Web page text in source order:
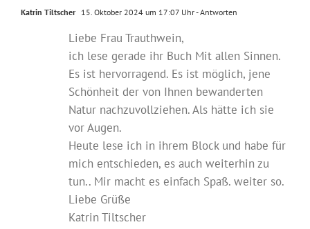
Katrin Tiltscher 15. Oktober 2024 um 17:07 Uhr- Antworten
Liebe Frau Trauthwein,
ich lese gerade ihr Buch Mit allen Sinnen.
Es ist hervorragend. Es ist möglich, jene
Schönheit der von Ihnen bewanderten
Natur nachzuvollziehen. Als hätte ich sie
vor Augen.
Heute lese ich in ihrem Block und habe für
mich entschieden, es auch weiterhin zu
tun.. Mir macht es einfach Spaß. weiter so.
Liebe Grüße
Katrin Tiltscher